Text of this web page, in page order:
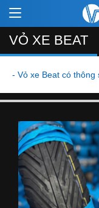
VỎ XE BEAT
- Vỏ xe Beat có